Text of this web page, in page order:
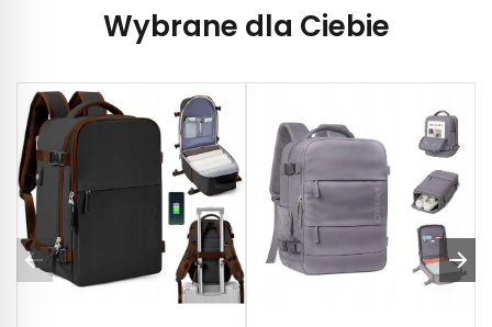
Wybrane dla Ciebie